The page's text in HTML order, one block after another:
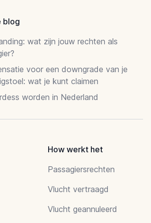
blog
wat zijn jouw rechten als
voor een downgrade van je
wat je kunt claimen
worden in Nederland
How werkt het
Passagiersrechten
Vlucht vertraagd
Vlucht geannuleerd